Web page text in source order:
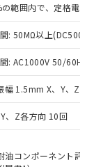
範囲内で、定格電
: 50MΩ以上(DC500V
: AC1000V 50/60Hz
幅 1.5mm X、Y、Z各
、Z各方向 10回
油コンポーネント評
もある
果は、
内デー
り、閲
よび標
とをご
はお客
のオ
売員に
どや
、 カド
フェニル
ーテル類
ヘキシ
酸ブチ
ブチル
ル
対する
お問
ビフェ
ルエーテ
タル酸ジ
ンジ
、外国
商品
輸出
、日本
引許
きを
は、完
されな
サイ
り